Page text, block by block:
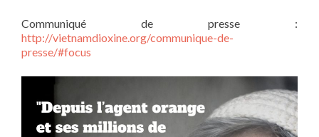
Communiqué de presse :
http://vietnamdioxine.org/communique-de-
presse/#focus